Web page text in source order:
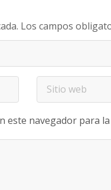
Los campos
navegador para